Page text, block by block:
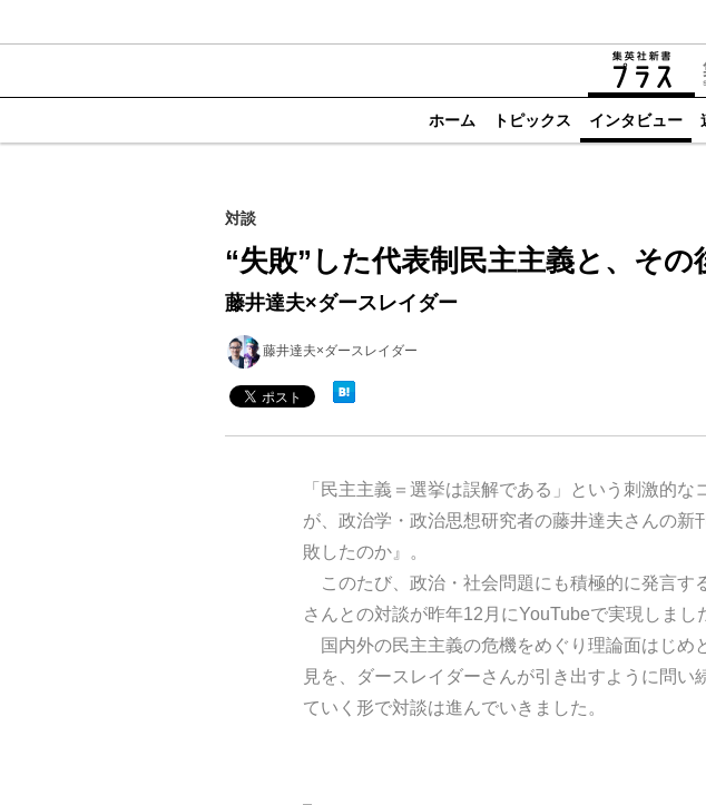
ホーム トピックス インタビュー
対談
“失敗”した代表制民主主義と、その
藤井達夫×ダースレイダー
藤井達夫×ダースレイダー
「民主主義＝選挙は誤解である」という刺激的な
が、政治学・政治思想研究者の藤井達夫さんの新
敗したのか』。
このたび、政治・社会問題にも積極的に発言す
さんとの対談が昨年12月にYouTubeで実現しまし
国内外の民主主義の危機をめぐり理論面はじめ
見を、ダースレイダーさんが引き出すように問い
ていく形で対談は進んでいきました。